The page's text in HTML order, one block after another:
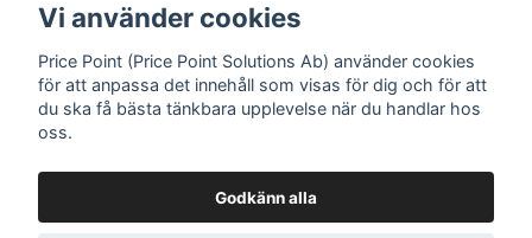
1 year ago
Mathias Johansson
Vi använder cookies
Price Point (Price Point Solutions Ab) använder cookies
för att anpassa det innehåll som visas för dig och för att
du ska få bästa tänkbara upplevelse när du handlar hos
oss.
Godkänn alla